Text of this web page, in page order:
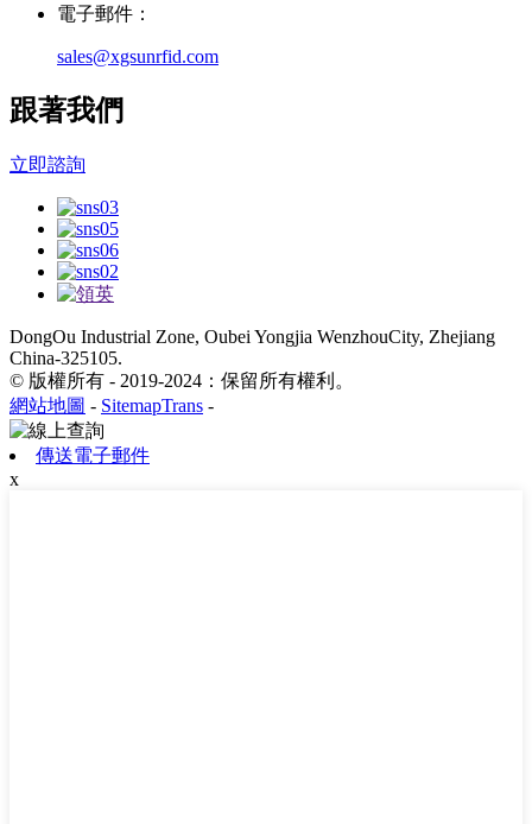
電子郵件：
sales@xgsunrfid.com
跟著我們
立即諮詢
DongOu Industrial Zone, Oubei Yongjia WenzhouCity, Zhejiang
China-325105.
© 版權所有 - 2019-2024：保留所有權利。
網站地圖 - SitemapTrans -
傳送電子郵件
x